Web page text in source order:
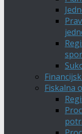
Fiskalna